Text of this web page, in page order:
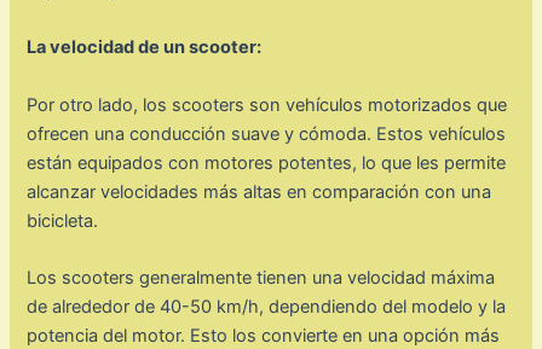
La velocidad de un scooter:
Por otro lado, los scooters son vehículos motorizados que
ofrecen una conducción suave y cómoda. Estos vehículos
están equipados con motores potentes, lo que les permite
alcanzar velocidades más altas en comparación con una
bicicleta.
Los scooters generalmente tienen una velocidad máxima
de alrededor de 40-50 km/h, dependiendo del modelo y la
potencia del motor. Esto los convierte en una opción más